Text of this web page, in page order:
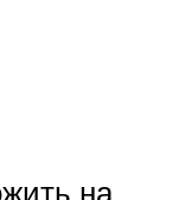
на